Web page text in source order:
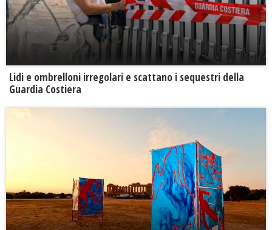
Lidi e ombrelloni irregolari e scattano i sequestri della
Guardia Costiera